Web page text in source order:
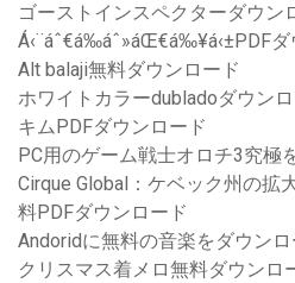
ゴーストインスペクターダウン
Á‹¨áˆ€á‰áˆ»áŒ€á‰¥á‹±PDFダ
Alt balaji無料ダウンロード
ホワイトカラーdubladoダウン
キムPDFダウンロード
PC用のゲーム戦士オロチ3究極
Cirque Global：ケベック州の拡
料PDFダウンロード
Andoridに無料の音楽をダウン
クリスマス着メロ無料ダウンロ